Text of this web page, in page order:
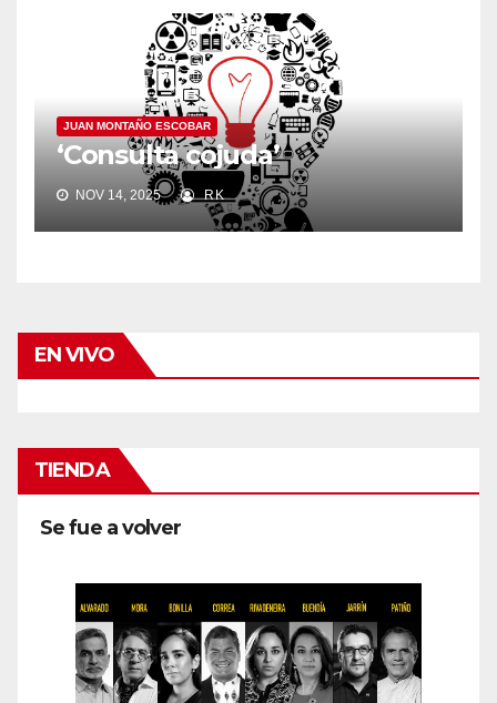
JUAN MONTAÑO ESCOBAR
‘Consulta cojuda’
NOV 14, 2025 RK
EN VIVO
TIENDA
Se fue a volver